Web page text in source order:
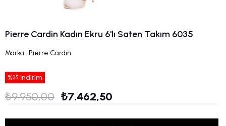
Pierre Cardin Kadın Ekru 6'lı Saten Takım 6035
Marka : Pierre Cardin
%25 İndirim
₺9.950,00 ₺7.462,50